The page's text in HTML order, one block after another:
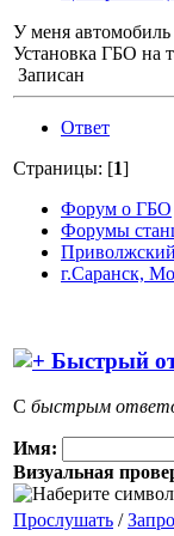
У меня
Установка ГБО на
Записан
Ответ
Страницы: [1]
Форум о ГБО
Форумы
г.Саранск,
Быстрый
С быстрым
Имя:
Визуальная
Прослушать /